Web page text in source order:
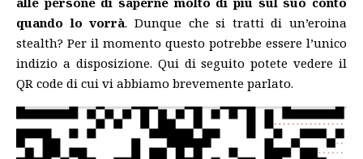
quando lo vorrà. Dunque che si tratti di un’eroina
stealth? Per il momento questo potrebbe essere l’unico
indizio a disposizione. Qui di seguito potete vedere il
QR code di cui vi abbiamo brevemente parlato.